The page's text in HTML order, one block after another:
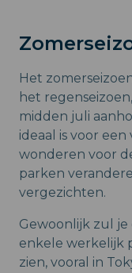
Het
het
midden juli
ideaal is voor
wonderen voor
parken
vergezichten.
Gewoonlijk zul
enkele werkelijk
zien, vooral in